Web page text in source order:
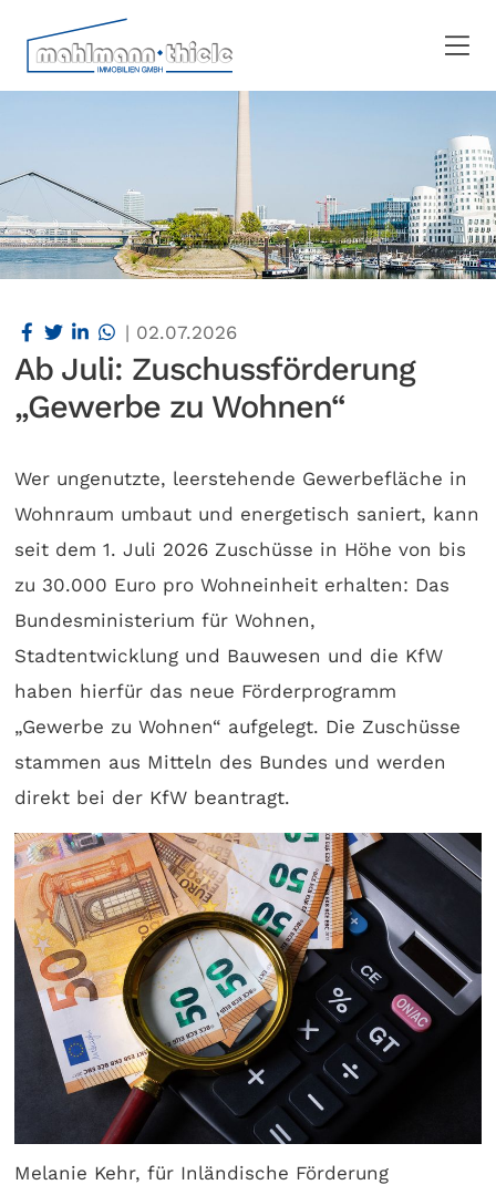
| 02.07.2026
Ab Juli: Zuschussförderung
„Gewerbe zu Wohnen“
Wer ungenutzte, leerstehende Gewerbefläche in
Wohnraum umbaut und energetisch saniert, kann
seit dem 1. Juli 2026 Zuschüsse in Höhe von bis
zu 30.000 Euro pro Wohneinheit erhalten: Das
Bundesministerium für Wohnen,
Stadtentwicklung und Bauwesen und die KfW
haben hierfür das neue Förderprogramm
„Gewerbe zu Wohnen“ aufgelegt. Die Zuschüsse
stammen aus Mitteln des Bundes und werden
direkt bei der KfW beantragt.
Melanie Kehr, für Inländische Förderung